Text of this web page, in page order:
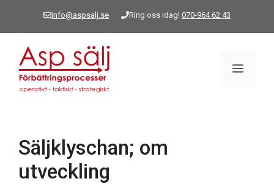
info@aspsalj.se Ring oss idag! 070-964 62 43
Meny
Säljklyschan; om
utveckling